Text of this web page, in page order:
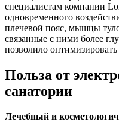
специалистам компании
одновременного
плечевой пояс, мышцы
связанные с ними более
позволило
Польза от
санатории
Лечебный и